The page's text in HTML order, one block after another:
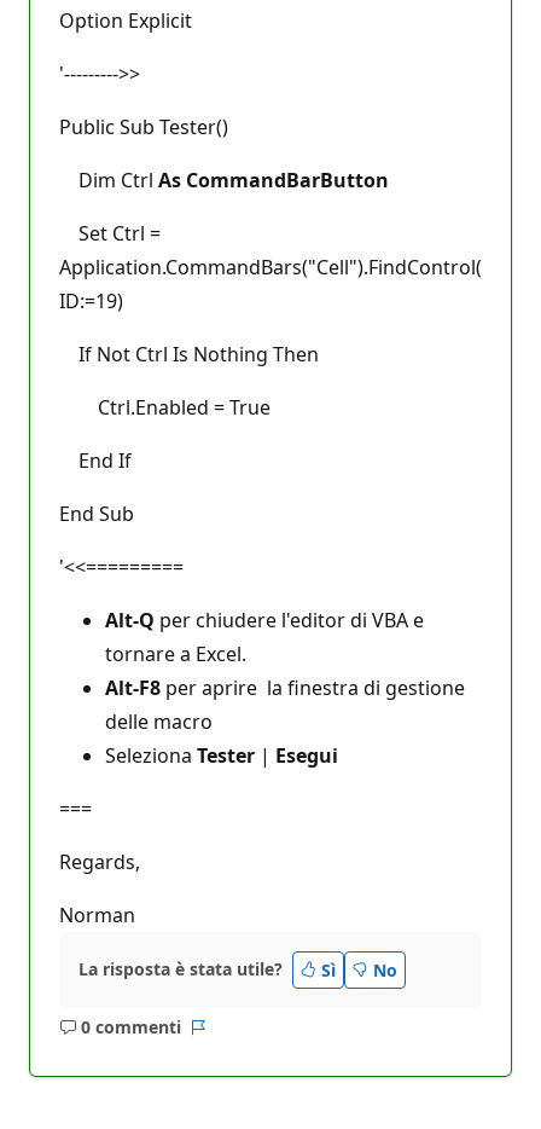
Option Explicit
'--------->>
Public Sub Tester()
Dim Ctrl As CommandBarButton
Set Ctrl =
Application.CommandBars("Cell").FindControl(
ID:=19)
If Not Ctrl Is Nothing Then
Ctrl.Enabled = True
End If
End Sub
'<<=========
Alt-Q per chiudere l'editor di VBA e
tornare a Excel.
Alt-F8 per aprire la finestra di gestione
delle macro
Seleziona Tester | Esegui
===
Regards,
Norman
La risposta è stata utile? Sì No
0 commenti
Nessun